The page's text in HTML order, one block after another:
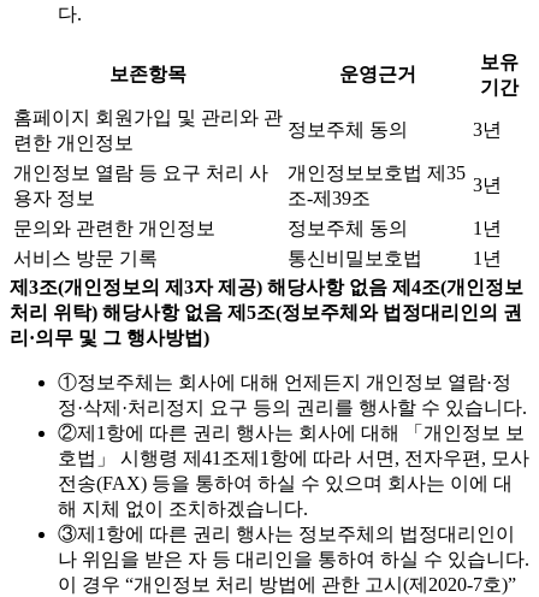
다.
보존항목 운영근거
보유
기간
홈페이지 회원가입 및 관리와 관
련한 개인정보
정보주체 동의 3년
개인정보 열람 등 요구 처리 사
용자 정보
개인정보보호법 제35
조-제39조
3년
문의와 관련한 개인정보 정보주체 동의
1년
서비스 방문 기록
통신비밀보호법
1년
제3조(개인정보의 제3자 제공) 해당사항 없음 제4조(개인정보
처리 위탁) 해당사항 없음 제5조(정보주체와 법정대리인의 권
리·의무 및 그 행사방법)
①정보주체는 회사에 대해 언제든지 개인정보 열람·정
정·삭제·처리정지 요구 등의 권리를 행사할 수 있습니다.
②제1항에 따른 권리 행사는 회사에 대해 「개인정보 보
호법」 시행령 제41조제1항에 따라 서면, 전자우편, 모사
전송(FAX) 등을 통하여 하실 수 있으며 회사는 이에 대
해 지체 없이 조치하겠습니다.
③제1항에 따른 권리 행사는 정보주체의 법정대리인이
나 위임을 받은 자 등 대리인을 통하여 하실 수 있습니다.
이 경우 “개인정보 처리 방법에 관한 고시(제2020-7호)”